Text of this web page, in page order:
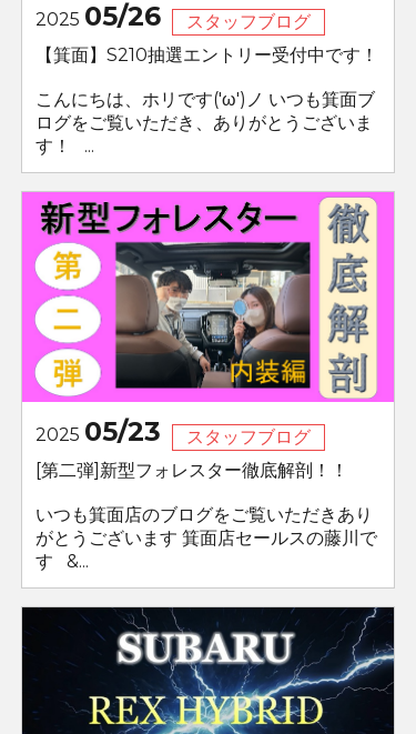
2025 05/26
スタッフブログ
【箕面】S210抽選エントリー受付中です！
こんにちは、ホリです('ω')ノ いつも箕面ブ
ログをご覧いただき、ありがとうございま
す！ ...
2025 05/23
スタッフブログ
[第二弾]新型フォレスター徹底解剖！！
いつも箕面店のブログをご覧いただきあり
がとうございます 箕面店セールスの藤川で
す &...